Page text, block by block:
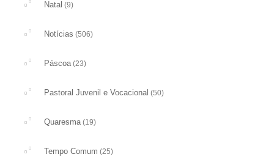
Natal (9)
Notícias (506)
Páscoa(23)
Pastoral Juvenil e Vocacional (50)
Quaresma(19)
Tempo Comum (25)